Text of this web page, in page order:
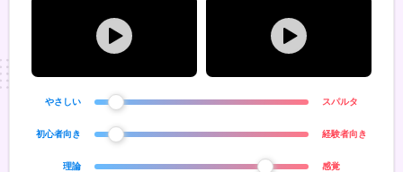
やさしい スパルタ
初心者向き 経験者向き
理論 感覚